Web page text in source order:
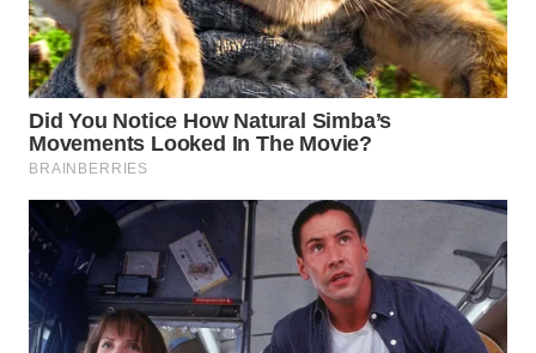
WN DELI
SERDANG
WN
TEBING
TINGGI
PAKPAK
WN
KARAWANG